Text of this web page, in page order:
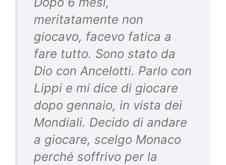
meritatamente non
giocavo, facevo fatica a
fare tutto. Sono stato da
Dio con Ancelotti. Parlo con
Lippi e mi dice di giocare
dopo gennaio, in vista dei
Mondiali. Decido di andare
a giocare, scelgo Monaco
perché soffrivo per la